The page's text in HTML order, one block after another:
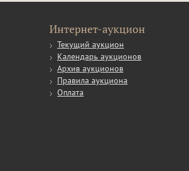
Интернет-аукцион
Текущий аукцион
Календарь аукционов
Архив аукционов
Правила аукциона
Оплата